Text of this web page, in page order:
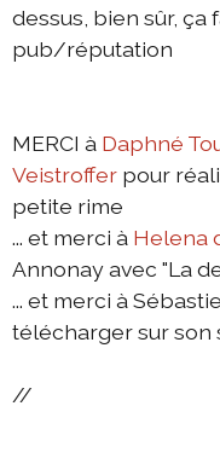
dessus, bien sûr,
pub/réputation
MERCI à Daphné
Veistroffer pour
petite rime
... et merci à Helena
Annonay avec "La
... et merci à
télécharger sur son
//